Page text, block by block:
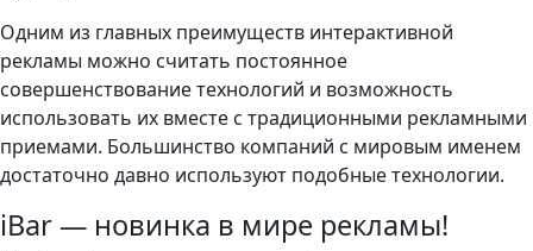
Одним из главных преимуществ интерактивной
рекламы можно считать постоянное
совершенствование технологий и возможность
использовать их вместе с традиционными рекламными
приемами. Большинство компаний с мировым именем
достаточно давно используют подобные технологии.
iBar — новинка в мире рекламы!